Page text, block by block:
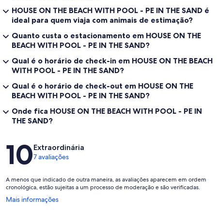
HOUSE ON THE BEACH WITH POOL - PE IN THE SAND é
ideal para quem viaja com animais de estimação?
Quanto custa o estacionamento em HOUSE ON THE
BEACH WITH POOL - PE IN THE SAND?
Qual é o horário de check-in em HOUSE ON THE BEACH
WITH POOL - PE IN THE SAND?
Qual é o horário de check-out em HOUSE ON THE
BEACH WITH POOL - PE IN THE SAND?
Onde fica HOUSE ON THE BEACH WITH POOL - PE IN
THE SAND?
Avaliações
10Extraordinária
7 avaliações
A menos que indicado de outra maneira, as avaliações aparecem em ordem
cronológica, estão sujeitas a um processo de moderação e são verificadas.
Mais informações
Abre